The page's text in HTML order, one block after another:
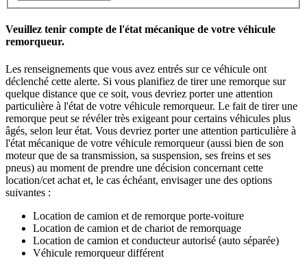
Veuillez tenir compte de l'état mécanique de votre véhicule
remorqueur.
Les renseignements que vous avez entrés sur ce véhicule ont
déclenché cette alerte. Si vous planifiez de tirer une remorque sur
quelque distance que ce soit, vous devriez porter une attention
particulière à l'état de votre véhicule remorqueur. Le fait de tirer une
remorque peut se révéler très exigeant pour certains véhicules plus
âgés, selon leur état. Vous devriez porter une attention particulière à
l'état mécanique de votre véhicule remorqueur (aussi bien de son
moteur que de sa transmission, sa suspension, ses freins et ses
pneus) au moment de prendre une décision concernant cette
location/cet achat et, le cas échéant, envisager une des options
suivantes :
Location de camion et de remorque porte-voiture
Location de camion et de chariot de remorquage
Location de camion et conducteur autorisé (auto séparée)
Véhicule remorqueur différent